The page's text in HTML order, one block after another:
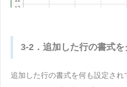
3-2．追加した行の書式を
追加した行の書式を何も設定され